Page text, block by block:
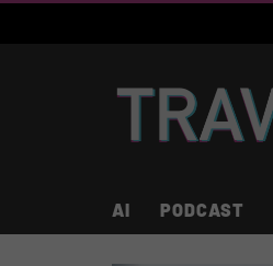
AI PODCAST